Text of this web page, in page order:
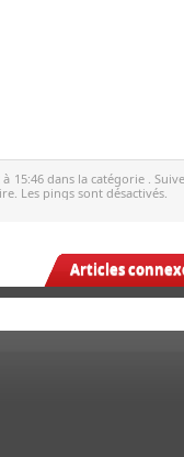
15:46 dans la catégorie .
Les pings sont désactivés.
Articles